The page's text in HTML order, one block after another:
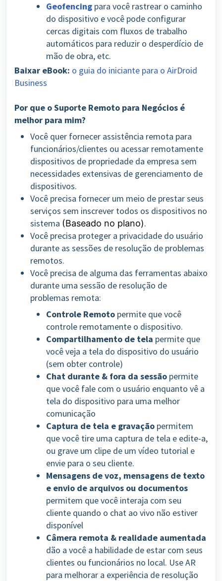
Geofencing para você rastrear o caminho
do dispositivo e você pode configurar
cercas digitais com fluxos de trabalho
automáticos para reduzir o desperdício de
mão de obra, etc.
Baixar eBook: o guia do iniciante para o AirDroid
Business
Por que o Suporte Remoto para Negócios é
melhor para mim?
Você quer fornecer assistência remota para
funcionários/clientes ou acessar remotamente
dispositivos de propriedade da empresa sem
necessidades extensivas de gerenciamento de
dispositivos.
Você precisa fornecer um meio de prestar seus
serviços sem inscrever todos os dispositivos no
sistema (Baseado no plano).
Você precisa proteger a privacidade do usuário
durante as sessões de resolução de problemas
remotos.
Você precisa de alguma das ferramentas abaixo
durante uma sessão de resolução de
problemas remota:
Controle Remoto permite que você
controle remotamente o dispositivo.
Compartilhamento de tela permite que
você veja a tela do dispositivo do usuário
(sem obter controle)
Chat durante & fora da sessão permite
que você fale com o usuário enquanto vê a
tela do dispositivo para uma melhor
comunicação
Captura de tela e gravação permitem
que você tire uma captura de tela e edite-a,
ou grave um clipe de um vídeo tutorial e
envie para o seu cliente.
Mensagens de voz, mensagens de texto
e envio de arquivos ou documentos
permitem que você interaja com seu
cliente quando o chat ao vivo não estiver
disponível
Câmera remota & realidade aumentada
dão a você a habilidade de estar com seus
clientes ou funcionários no local. Use AR
para melhorar a experiência de resolução